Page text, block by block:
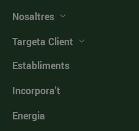
Nosaltres
Targeta Client
Establiments
Incorpora't
Energia